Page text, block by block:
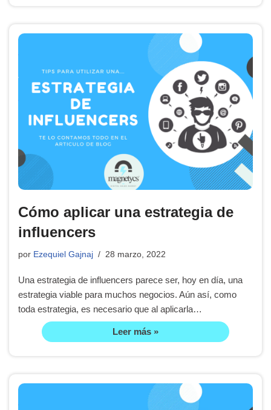
Cómo aplicar una estrategia de
influencers
por Ezequiel Gajnaj 28 marzo, 2022
Una estrategia de influencers parece ser, hoy en día, una
estrategia viable para muchos negocios. Aún así, como
toda estrategia, es necesario que al aplicarla…
Leer más »